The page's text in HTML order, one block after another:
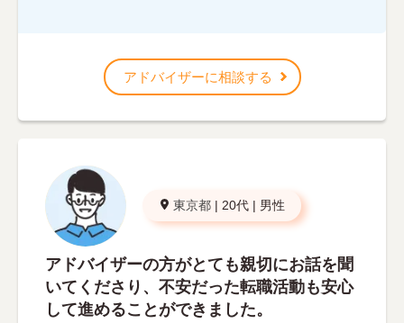
アドバイザーに相談する
東京都 | 20代 | 男性
アドバイザーの方がとても親切にお話を聞
いてくださり、不安だった転職活動も安心
して進めることができました。